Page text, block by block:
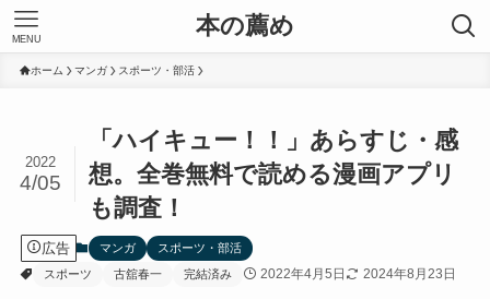
本の薦め
MENU
ホーム マンガ スポーツ・部活
「ハイキュー！！」あらすじ・感
想。全巻無料で読める漫画アプリ
も調査！
2022
4/05
広告 マンガ
スポーツ・部活
スポーツ
古舘春一 完結済み 2022年4月5日 2024年8月23日